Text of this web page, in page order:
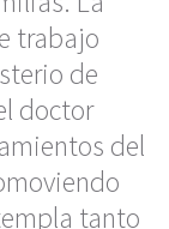
trabajo
de
doctor
del
tanto